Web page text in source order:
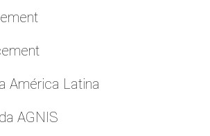
América Latina
AGNIS